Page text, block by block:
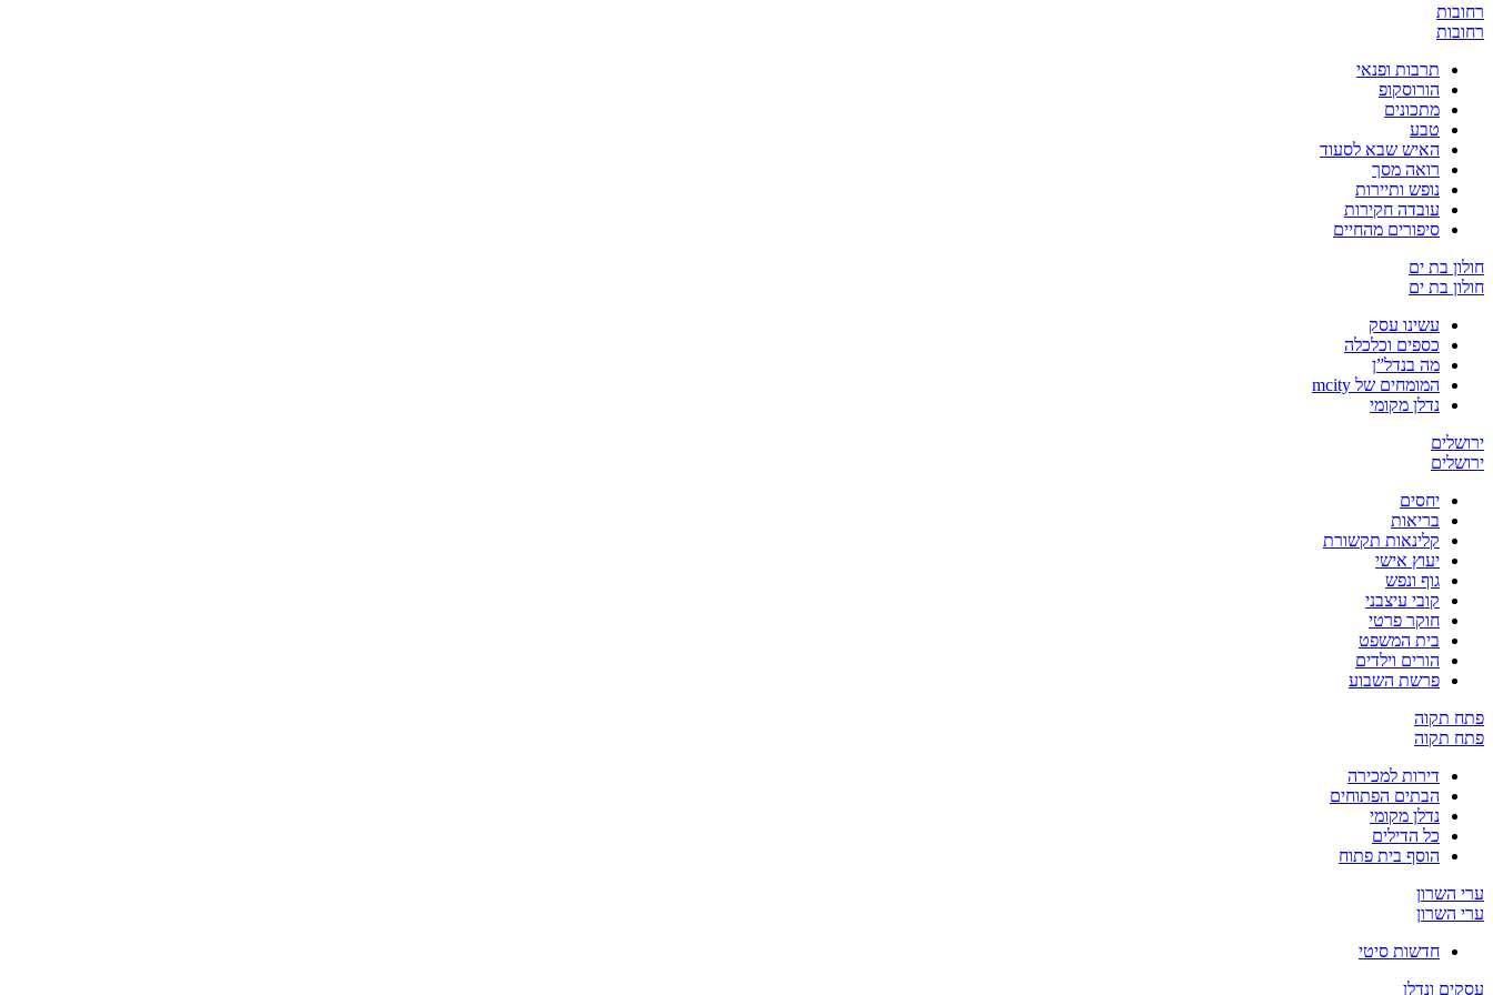
רחובות
רחובות
תרבות ופנאי
הורוסקופ
מתכונים
טבע
האיש שבא לסעוד
רואה מסך
נופש ותיירות
עובדה חקירות
סיפורים מהחיים
חולון בת ים
חולון בת ים
עשינו עסק
כספים וכלכלה
מה בנדל”ן
המומחים של mcity
נדלן מקומי
ירושלים
ירושלים
יחסים
בריאות
קלינאות תקשורת
יעוץ אישי
גוף ונפש
קובי עיצבני
חוקר פרטי
בית המשפט
הורים וילדים
פרשת השבוע
פתח תקוה
פתח תקוה
דירות למכירה
הבתים הפתוחים
נדלן מקומי
כל הדילים
הוסף בית פתוח
ערי השרון
ערי השרון
חדשות סיטי
עסקים ונדלן